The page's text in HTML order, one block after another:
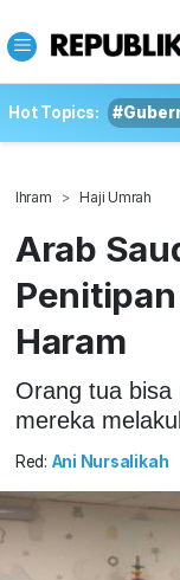
Hot Topics:
Ihram Haji Umrah
Arab
Haram
Orang tua
mereka
Red: Ani Nursalikah